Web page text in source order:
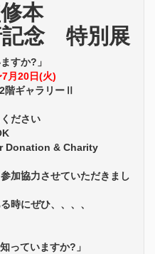
本
記念 特別展
すか?」
7月20日(火)
階ギャラリーⅡ
ださい
Donation & Charity
加協力させていただきまし
時にぜひ、、、、
っていますか?」